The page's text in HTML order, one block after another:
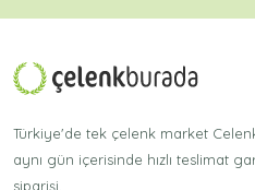
Türkiye'de tek çelenk market
aynı gün içerisinde hızlı teslimat
siparişi.